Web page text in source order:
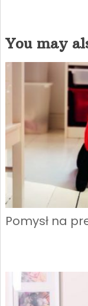
You may
Pomysł na